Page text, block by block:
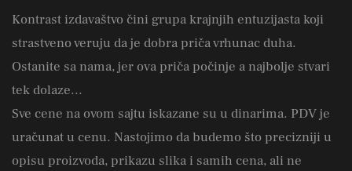
Kontrast izdavaštvo čini grupa krajnjih entuzijasta koji
strastveno veruju da je dobra priča vrhunac duha.
Ostanite sa nama, jer ova priča počinje a najbolje stvari
tek dolaze...
Sve cene na ovom sajtu iskazane su u dinarima. PDV je
uračunat u cenu. Nastojimo da budemo što precizniji u
opisu proizvoda, prikazu slika i samih cena, ali ne